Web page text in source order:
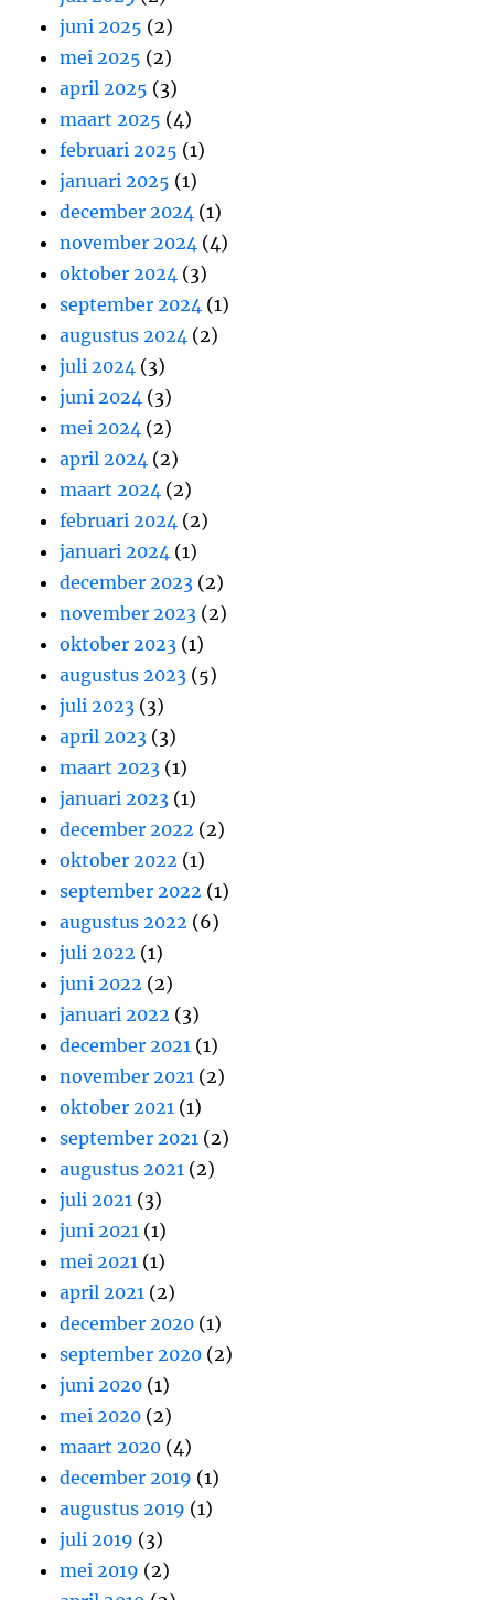
juni 2025 (2)
mei 2025 (2)
april 2025 (3)
maart 2025 (4)
februari 2025 (1)
januari 2025 (1)
december 2024 (1)
november 2024 (4)
oktober 2024 (3)
september 2024 (1)
augustus 2024 (2)
juli 2024 (3)
juni 2024 (3)
mei 2024 (2)
april 2024 (2)
maart 2024 (2)
februari 2024 (2)
januari 2024 (1)
december 2023 (2)
november 2023 (2)
oktober 2023 (1)
augustus 2023 (5)
juli 2023 (3)
april 2023 (3)
maart 2023 (1)
januari 2023 (1)
december 2022 (2)
oktober 2022 (1)
september 2022 (1)
augustus 2022 (6)
juli 2022 (1)
juni 2022 (2)
januari 2022 (3)
december 2021 (1)
november 2021 (2)
oktober 2021 (1)
september 2021 (2)
augustus 2021 (2)
juli 2021 (3)
juni 2021 (1)
mei 2021 (1)
april 2021 (2)
december 2020 (1)
september 2020 (2)
juni 2020 (1)
mei 2020 (2)
maart 2020 (4)
december 2019 (1)
augustus 2019 (1)
juli 2019 (3)
mei 2019 (2)